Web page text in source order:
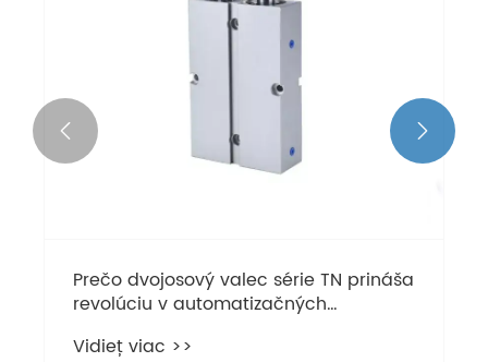
Prečo dvojosový valec série TN prináša
revolúciu v automatizačných
Vidieť viac >>
 